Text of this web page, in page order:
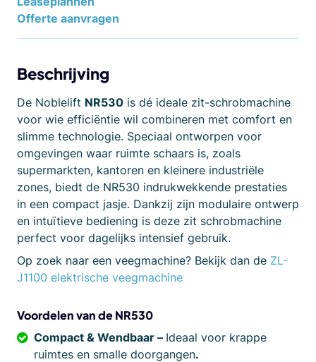
Offerte aanvragen
Beschrijving
De Noblelift NR530 is dé ideale zit-schrobmachine
voor wie efficiëntie wil combineren met comfort en
slimme technologie. Speciaal ontworpen voor
omgevingen waar ruimte schaars is, zoals
supermarkten, kantoren en kleinere industriële
zones, biedt de NR530 indrukwekkende prestaties
in een compact jasje. Dankzij zijn modulaire ontwerp
en intuïtieve bediening is deze zit schrobmachine
perfect voor dagelijks intensief gebruik.
Op zoek naar een veegmachine? Bekijk dan de ZL-
J1100 elektrische veegmachine
Voordelen van de NR530
Compact & Wendbaar – Ideaal voor krappe
ruimtes en smalle doorgangen.